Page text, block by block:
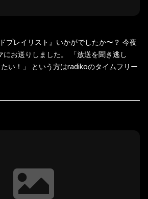
プレイリスト』いかがでしたか〜？ 今夜
にお送りしました。 「放送を聞き逃し
い！」 という方はradikoのタイムフリー